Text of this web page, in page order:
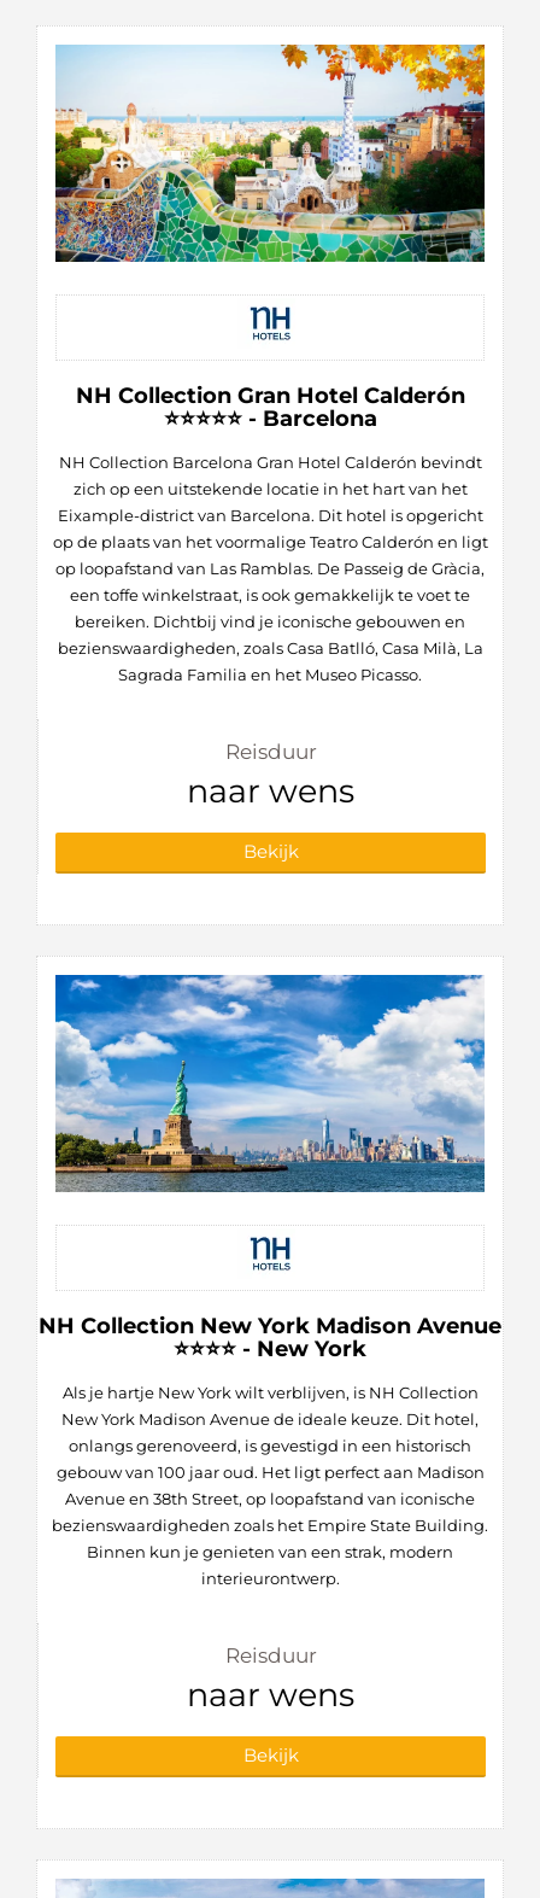
NH Collection Gran Hotel Calderón
⭐⭐⭐⭐⭐ - Barcelona
NH Collection Barcelona Gran Hotel Calderón bevindt
zich op een uitstekende locatie in het hart van het
Eixample-district van Barcelona. Dit hotel is opgericht
op de plaats van het voormalige Teatro Calderón en ligt
op loopafstand van Las Ramblas. De Passeig de Gràcia,
een toffe winkelstraat, is ook gemakkelijk te voet te
bereiken. Dichtbij vind je iconische gebouwen en
bezienswaardigheden, zoals Casa Batlló, Casa Milà, La
Sagrada Familia en het Museo Picasso.
Reisduur
naar wens
Bekijk
NH Collection New York Madison Avenue
⭐⭐⭐⭐ - New York
Als je hartje New York wilt verblijven, is NH Collection
New York Madison Avenue de ideale keuze. Dit hotel,
onlangs gerenoveerd, is gevestigd in een historisch
gebouw van 100 jaar oud. Het ligt perfect aan Madison
Avenue en 38th Street, op loopafstand van iconische
bezienswaardigheden zoals het Empire State Building.
Binnen kun je genieten van een strak, modern
interieurontwerp.
Reisduur
naar wens
Bekijk